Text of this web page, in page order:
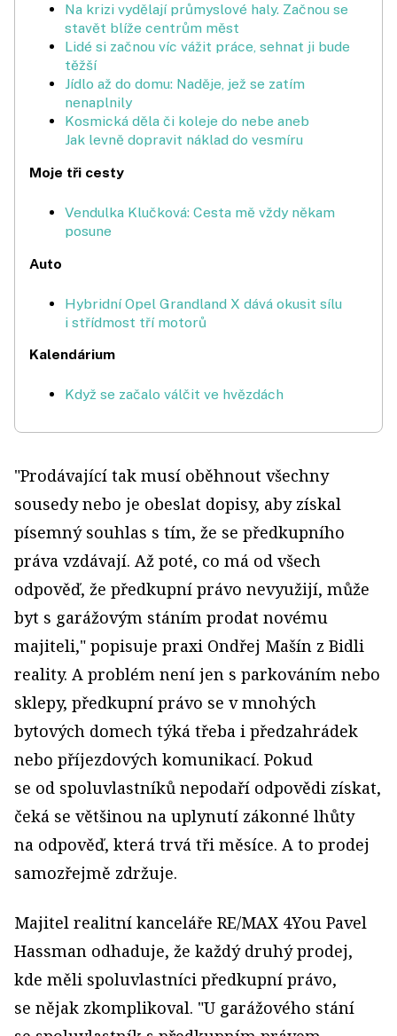
Na krizi vydělají průmyslové haly. Začnou se
stavět blíže centrům měst
Lidé si začnou víc vážit práce, sehnat ji bude
těžší
Jídlo až do domu: Naděje, jež se zatím
nenaplnily
Kosmická děla či koleje do nebe aneb
Jak levně dopravit náklad do vesmíru
Moje tři cesty
Vendulka Klučková: Cesta mě vždy někam
posune
Auto
Hybridní Opel Grandland X dává okusit sílu
i střídmost tří motorů
Kalendárium
Když se začalo válčit ve hvězdách
"Prodávající tak musí oběhnout všechny
sousedy nebo je obeslat dopisy, aby získal
písemný souhlas s tím, že se předkupního
práva vzdávají. Až poté, co má od všech
odpověď, že předkupní právo nevyužijí, může
byt s garážovým stáním prodat novému
majiteli," popisuje praxi Ondřej Mašín z Bidli
reality. A problém není jen s parkováním nebo
sklepy, předkupní právo se v mnohých
bytových domech týká třeba i předzahrádek
nebo příjezdových komunikací. Pokud
se od spoluvlastníků nepodaří odpovědi získat,
čeká se většinou na uplynutí zákonné lhůty
na odpověď, která trvá tři měsíce. A to prodej
samozřejmě zdržuje.
Majitel realitní kanceláře RE/MAX 4You Pavel
Hassman odhaduje, že každý druhý prodej,
kde měli spoluvlastníci předkupní právo,
se nějak zkomplikoval. "U garážového stání